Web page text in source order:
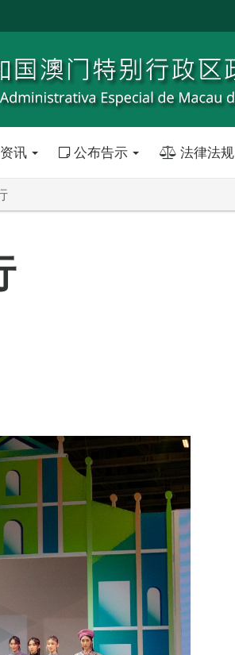
讯 公布告示 法律法规